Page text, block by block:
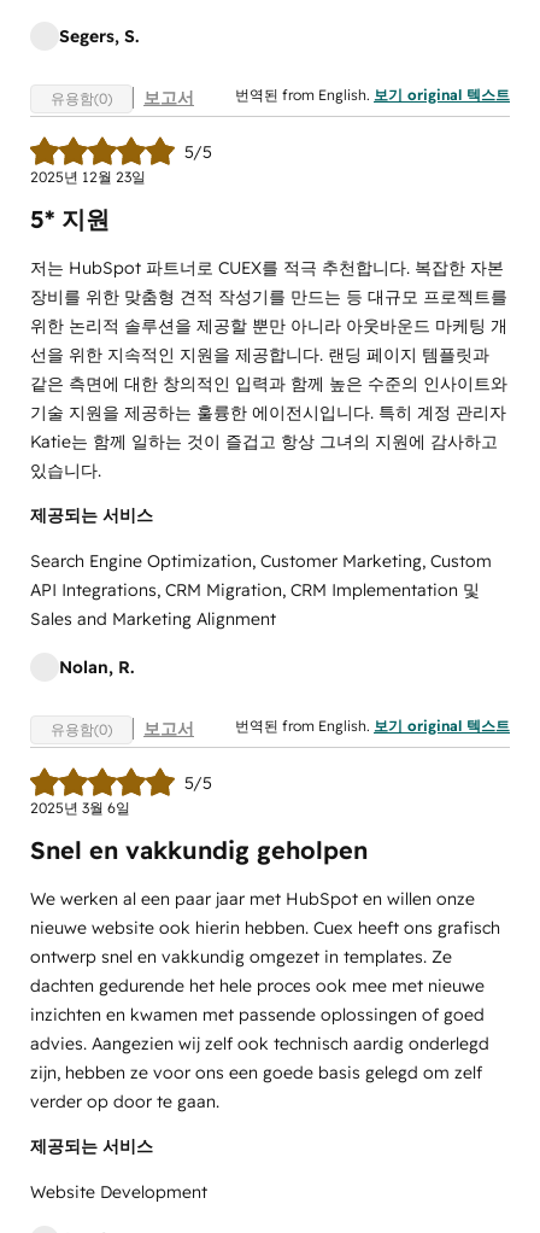
Segers, S.
유용함(0) 보고서 번역된 from English. 보기 original 텍스트
5/5
2025년 12월 23일
5* 지원
저는 HubSpot 파트너로 CUEX를 적극 추천합니다. 복잡한 자본
장비를 위한 맞춤형 견적 작성기를 만드는 등 대규모 프로젝트를
위한 논리적 솔루션을 제공할 뿐만 아니라 아웃바운드 마케팅 개
선을 위한 지속적인 지원을 제공합니다. 랜딩 페이지 템플릿과
같은 측면에 대한 창의적인 입력과 함께 높은 수준의 인사이트와
기술 지원을 제공하는 훌륭한 에이전시입니다. 특히 계정 관리자
Katie는 함께 일하는 것이 즐겁고 항상 그녀의 지원에 감사하고
있습니다.
제공되는 서비스
Search Engine Optimization, Customer Marketing, Custom
API Integrations, CRM Migration, CRM Implementation 및
Sales and Marketing Alignment
Nolan, R.
유용함(0) 보고서 번역된 from English. 보기 original 텍스트
5/5
2025년 3월 6일
Snel en vakkundig geholpen
We werken al een paar jaar met HubSpot en willen onze
nieuwe website ook hierin hebben. Cuex heeft ons grafisch
ontwerp snel en vakkundig omgezet in templates. Ze
dachten gedurende het hele proces ook mee met nieuwe
inzichten en kwamen met passende oplossingen of goed
advies. Aangezien wij zelf ook technisch aardig onderlegd
zijn, hebben ze voor ons een goede basis gelegd om zelf
verder op door te gaan.
제공되는 서비스
Website Development